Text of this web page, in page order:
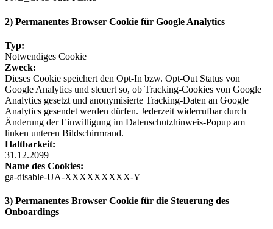
2) Permanentes Browser Cookie für Google Analytics
Typ:
Notwendiges Cookie
Zweck:
Dieses Cookie speichert den Opt-In bzw. Opt-Out Status von
Google Analytics und steuert so, ob Tracking-Cookies von Google
Analytics gesetzt und anonymisierte Tracking-Daten an Google
Analytics gesendet werden dürfen. Jederzeit widerrufbar durch
Änderung der Einwilligung im Datenschutzhinweis-Popup am
linken unteren Bildschirmrand.
Haltbarkeit:
31.12.2099
Name des Cookies:
ga-disable-UA-XXXXXXXXX-Y
3) Permanentes Browser Cookie für die Steuerung des
Onboardings